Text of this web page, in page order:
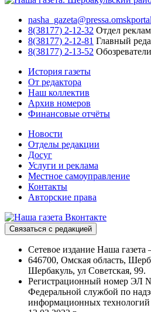
8(38177) 2-12-32 Отдел
8(38177) 2-12-81 Главный
8(38177) 2-13-52 Обозреватели
История газеты
От редактора
Наш коллектив
Архив номеров
Финансовые отчёты
Новости
Отделы редакции
Досуг
Услуги и реклама
Местное самоуправление
Контакты
Авторские права
Связаться с редакцией
Сетевое издание Наша газета
646700, Омская область,
Шербакуль, ул Советская, 99.
Регистрационный номер ЭЛ
Федеральной службой по
информационных